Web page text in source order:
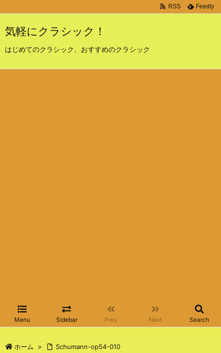
気軽にクラシック！
はじめてのクラシック、おすすめのクラシック
Menu Sidebar Prev Next Search
RSS Feedly
ホーム > Schumann-op54-010